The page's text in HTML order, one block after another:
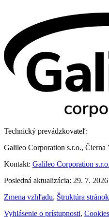
Technický prevádzkovateľ:
Galileo Corporation s.r.o., Čierna
Kontakt: Galileo Corporation s.r.o.
Posledná aktualizácia: 29. 7. 2026
Zmena vzhľadu, Štruktúra stránok
Vyhlásenie o prístupnosti, Cookies